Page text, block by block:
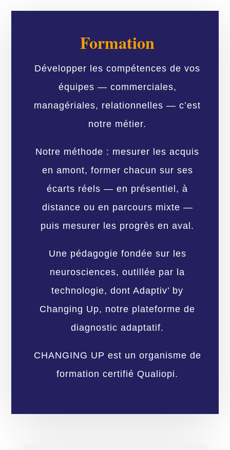
Formation
Développer les compétences de vos
équipes — commerciales,
managériales, relationnelles — c’est
notre métier.
Notre méthode : mesurer les acquis
en amont, former chacun sur ses
écarts réels — en présentiel, à
distance ou en parcours mixte —
puis mesurer les progrès en aval.
Une pédagogie fondée sur les
neurosciences, outillée par la
technologie, dont Adaptiv’ by
Changing Up, notre plateforme de
diagnostic adaptatif.
CHANGING UP est un organisme de
formation certifié Qualiopi.